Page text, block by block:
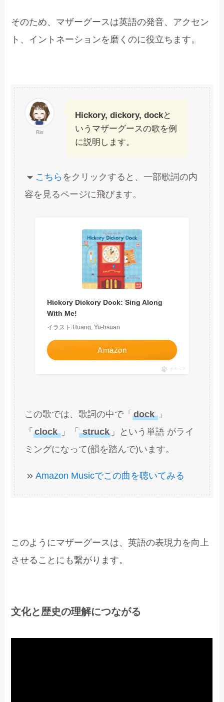
そのため、マザーグースは英語の発音、アクセン
ト、イントネーションを磨くのに役立ちます。
Rin
Hickory, dickory, dockと
いうマザーグースの歌を例
に説明します。
こちら をクリックすると、一部歌詞の内
容を見るページに飛びます。
Hickory Dickory Dock: Sing Along
With Me!
イラスト:Huang, Yu-hsuan
Amazon
ポチップ
この歌では、歌詞の中で「dock
」
「clock 」「 struck 」という単語 がライ
ミングになって(韻を踏んで)います。
Amazon Musicでこの曲を聴いてみる
このようにマザーグースは、英語の表現力を向上
させることにも繋がります。
文化と歴史の理解につながる